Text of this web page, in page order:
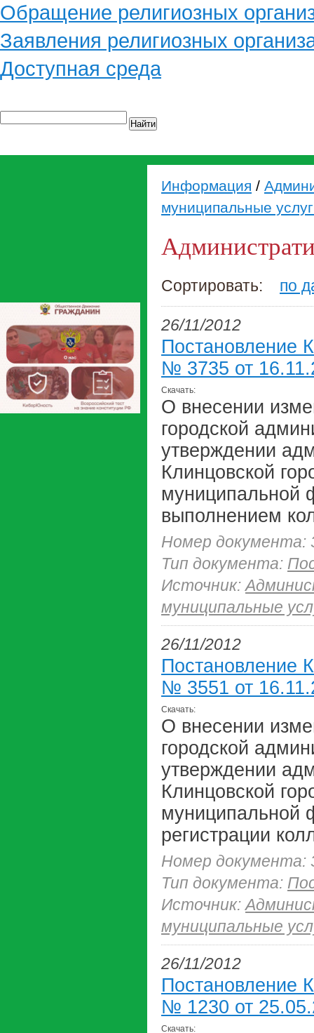
Обращение религиозных
Заявления религиозных
Доступная среда
Найти
Информация /
муниципальные
Сортировать: по
26/11/2012
Постановление
№ 3735 от
Скачать:
О внесении
городской
утверждении
Клинцовской
муниципальной
выполнением
Номер документа:
Тип документа:
Источник:
муниципальные
26/11/2012
Постановление
№ 3551 от
Скачать:
О внесении
городской
утверждении
Клинцовской
муниципальной
регистрации
Номер документа:
Тип документа:
Источник:
муниципальные
26/11/2012
Постановление
№ 1230 от
Скачать: